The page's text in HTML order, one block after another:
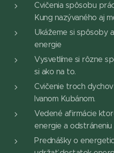
Cvičenia spôsobu
Kung nazývaného aj
Ukážeme si spôsoby
energie
Vysvetlíme si rôzne
si ako na to.
Cvičenie troch
Ivanom Kubánom.
Vedené afirmácie
energie a
Prednášky o